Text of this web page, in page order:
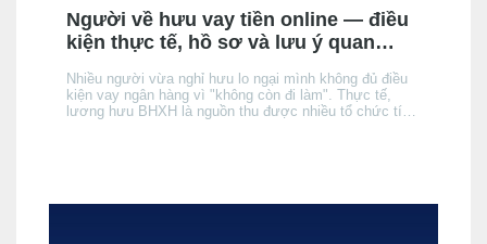
Người về hưu vay tiền online — điều
kiện thực tế, hồ sơ và lưu ý quan
Nhiều người vừa nghỉ hưu lo ngại mình không đủ điều
kiện vay ngân hàng vì "không còn đi làm". Thực tế,
lương hưu BHXH là nguồn thu được nhiều tổ chức tín